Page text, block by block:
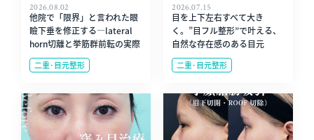
2026.08.02
他院で「限界」と言われた眼
瞼下垂を修正する—lateral
horn切離と挙筋群前転の実際
二重･目元整形
2026.07.15
目を上下左右すべて大き
く。”目フル整形”で叶える、
自然な存在感のある目元
二重･目元整形